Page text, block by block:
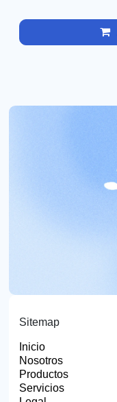
Sitemap
Inicio
Nosotros
Productos
Servicios